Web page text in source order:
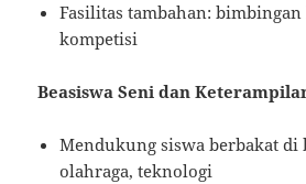
Fasilitas tambahan:
kompetisi
Beasiswa Seni dan
Mendukung siswa berbakat di
olahraga, teknologi